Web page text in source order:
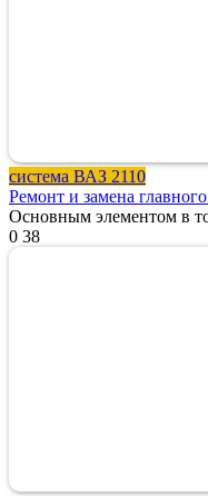
система ВАЗ 2110
Ремонт и замена
Основным элементом в
0 38